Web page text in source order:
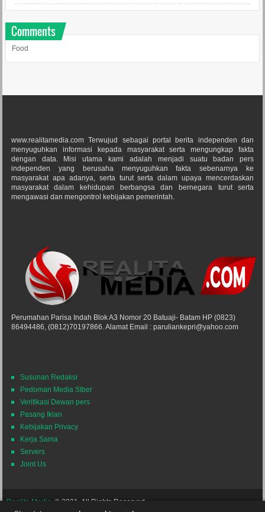
Comments
Food
www.realitamedia.com Terwujud sebagai portal berita independen dan
menyuguhkan informasi kepada masyarakat serta mengungkap fakta
dengan data. Misi utama kami adalah menjadi suatu badan pers
independen yang berusaha menyuguhkan fakta sebenarnya ke
masyarakat apa adanya, serta turut serta dalam upaya mencerdaskan
masyarakat dalam kehidupan berbangsa dan bernegara turut serta
mengawasi dan mengontrol kebijakan pemerintah.
Perumahan Parisa Indah Blok A3 Nomor 20 Batuaji- Batam HP (0823)
86494486, (0812)70197866. Alamat Email : paruliankepri@yahoo.com
Susunan Redaksi
Pedoman Media SIber
Verifikasi Dewan pers
Pasang Iklan
Kebijakan Privacy
Kerja Sama
Servers
Joint Us
Realita Media © 2021. All Rights Reserved.